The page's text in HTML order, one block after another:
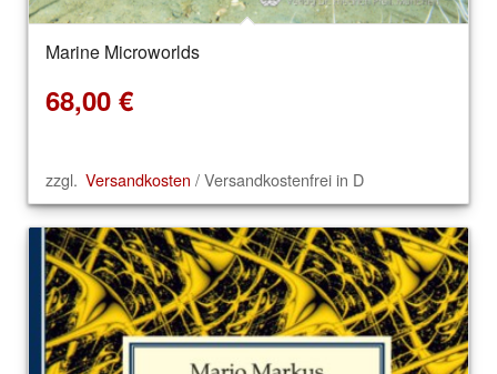
Marine Microworlds
68,00 €
zzgl. Versandkosten / Versandkostenfrei in D